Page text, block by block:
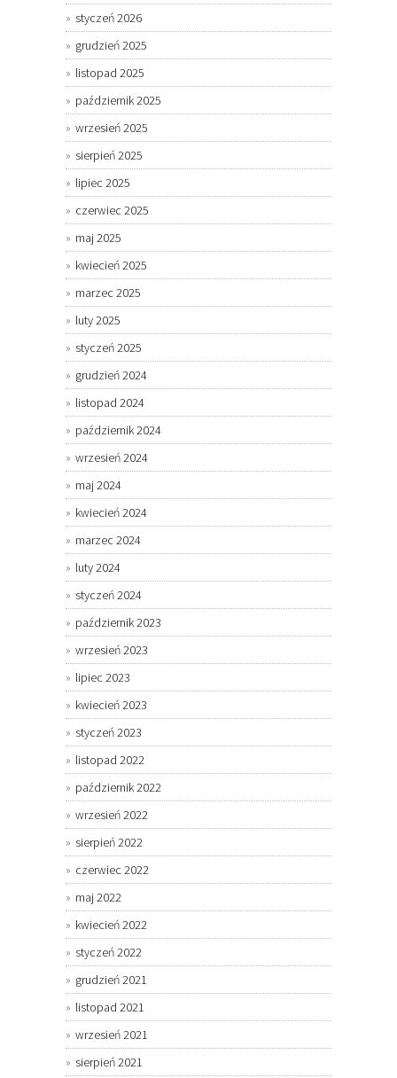
styczeń 2026
grudzień 2025
listopad 2025
październik 2025
wrzesień 2025
sierpień 2025
lipiec 2025
czerwiec 2025
maj 2025
kwiecień 2025
marzec 2025
luty 2025
styczeń 2025
grudzień 2024
listopad 2024
październik 2024
wrzesień 2024
maj 2024
kwiecień 2024
marzec 2024
luty 2024
styczeń 2024
październik 2023
wrzesień 2023
lipiec 2023
kwiecień 2023
styczeń 2023
listopad 2022
październik 2022
wrzesień 2022
sierpień 2022
czerwiec 2022
maj 2022
kwiecień 2022
styczeń 2022
grudzień 2021
listopad 2021
wrzesień 2021
sierpień 2021